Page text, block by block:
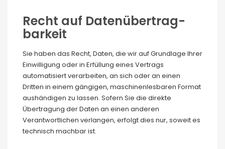
Recht auf Daten­übertrag­
barkeit
Sie haben das Recht, Daten, die wir auf Grundlage Ihrer
Einwilligung oder in Erfüllung eines Vertrags
automatisiert verarbeiten, an sich oder an einen
Dritten in einem gängigen, maschinenlesbaren Format
aushändigen zu lassen. Sofern Sie die direkte
Übertragung der Daten an einen anderen
Verantwortlichen verlangen, erfolgt dies nur, soweit es
technisch machbar ist.